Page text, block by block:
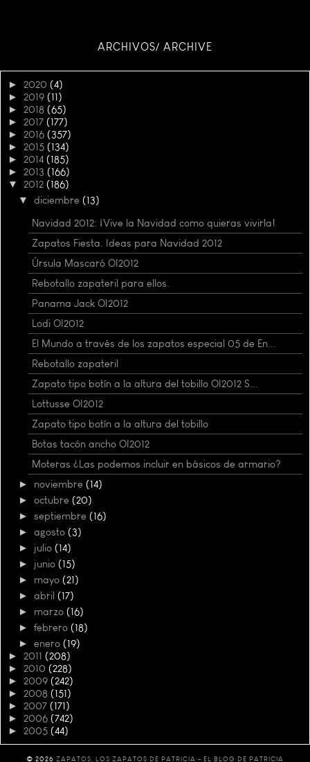
ARCHIVOS/ ARCHIVE
► 2020 (4)
► 2019 (11)
► 2018 (65)
► 2017 (177)
► 2016 (357)
► 2015 (134)
► 2014 (185)
► 2013 (166)
▼ 2012 (186)
▼ diciembre (13)
Navidad 2012: ¡Vive la Navidad como quieras vivirla!
Zapatos Fiesta. Ideas para Navidad 2012
Úrsula Mascaró OI2012
Rebotallo zapateril para ellos.
Panama Jack OI2012
Lodi OI2012
El Mundo a través de los zapatos especial 05 de En...
Rebotallo zapateril
Zapato tipo botín a la altura del tobillo OI2012 S...
Lottusse OI2012
Zapato tipo botín a la altura del tobillo
Botas tacón ancho OI2012
Moteras ¿Las podemos incluir en básicos de armario?
► noviembre (14)
► octubre (20)
► septiembre (16)
► agosto (3)
► julio (14)
► junio (15)
► mayo (21)
► abril (17)
► marzo (16)
► febrero (18)
► enero (19)
► 2011 (208)
► 2010 (228)
► 2009 (242)
► 2008 (151)
► 2007 (171)
► 2006 (742)
► 2005 (44)
© 2026 ZAPATOS, LOS ZAPATOS DE PATRICIA - EL BLOG DE PATRICIA